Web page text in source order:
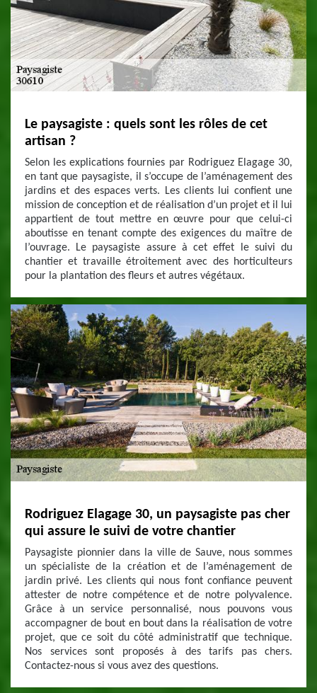
Le paysagiste : quels sont les rôles de cet
artisan ?
Selon les explications fournies par Rodriguez Elagage 30,
en tant que paysagiste, il s’occupe de l’aménagement des
jardins et des espaces verts. Les clients lui confient une
mission de conception et de réalisation d’un projet et il lui
appartient de tout mettre en œuvre pour que celui-ci
aboutisse en tenant compte des exigences du maître de
l’ouvrage. Le paysagiste assure à cet effet le suivi du
chantier et travaille étroitement avec des horticulteurs
pour la plantation des fleurs et autres végétaux.
Rodriguez Elagage 30, un paysagiste pas cher
qui assure le suivi de votre chantier
Paysagiste pionnier dans la ville de Sauve, nous sommes
un spécialiste de la création et de l’aménagement de
jardin privé. Les clients qui nous font confiance peuvent
attester de notre compétence et de notre polyvalence.
Grâce à un service personnalisé, nous pouvons vous
accompagner de bout en bout dans la réalisation de votre
projet, que ce soit du côté administratif que technique.
Nos services sont proposés à des tarifs pas chers.
Contactez-nous si vous avez des questions.